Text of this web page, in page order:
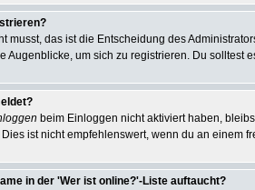
musst, das ist die Entscheidung des
Augenblicke, um sich zu registrieren. Du solltest
beim Einloggen nicht aktiviert haben,
ist nicht empfehlenswert, wenn du an einem
in der 'Wer ist online?'-Liste auftaucht?